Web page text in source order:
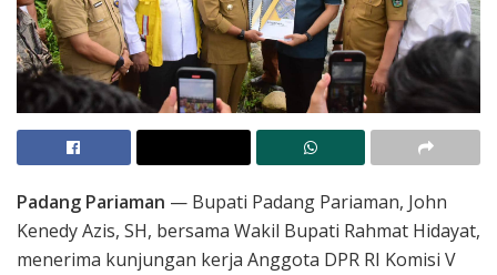
Padang Pariaman — Bupati Padang Pariaman, John
Kenedy Azis, SH, bersama Wakil Bupati Rahmat Hidayat,
menerima kunjungan kerja Anggota DPR RI Komisi V